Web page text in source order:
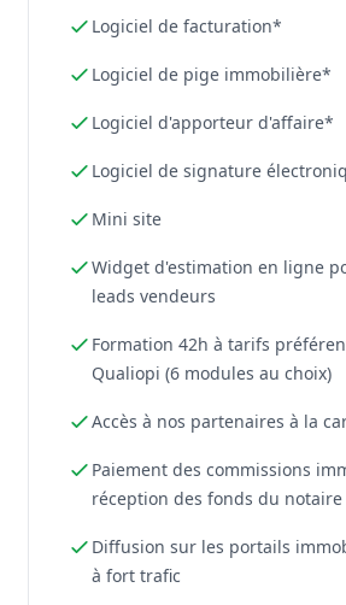
Logiciel de facturation*
Logiciel de pige immobilière*
Logiciel d'apporteur d'affaire*
Logiciel de signature
Mini site
Widget d'estimation en ligne
leads vendeurs
Formation 42h à tarifs
Qualiopi (6 modules au choix)
Accès à nos partenaires à la
Paiement des commissions
réception des fonds du notaire
Diffusion sur les portails
à fort trafic